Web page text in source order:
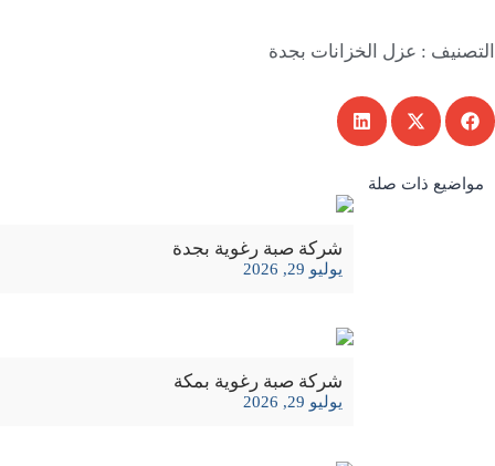
التصنيف : عزل الخزانات بجدة
مواضيع ذات صلة
شركة صبة رغوية بجدة
يوليو 29, 2026
شركة صبة رغوية بمكة
يوليو 29, 2026